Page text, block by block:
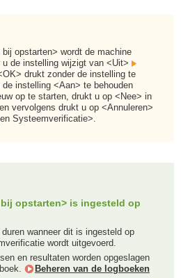
opstarten> wordt de machine
u de instelling wijzigt van <Uit>
drukt zonder de instelling te
instelling <Aan> te behouden
op te starten, drukt u op <Nee> in
vervolgens drukt u op <Annuleren>
Systeemverificatie>.
opstarten> is ingesteld op
wanneer dit is ingesteld op
wordt uitgevoerd.
en resultaten worden opgeslagen
Beheren van de logboeken